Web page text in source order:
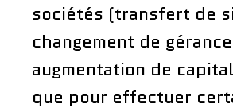
sociétés (transfert de
changement de
augmentation de
que pour effectuer